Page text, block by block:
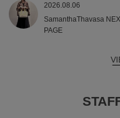
2026.08.06
SamanthaThavasa
PAGE